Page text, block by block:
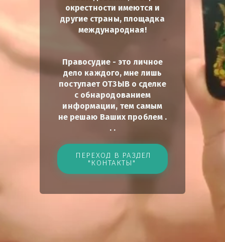
окрестности имеются и
другие страны, площадка
международная!
Правосудие - это личное
дело каждого, мне лишь
поступает ОТЗЫВ о сделке
с обнародованием
информации, тем самым
не решаю Ваших проблем .
. .
ПЕРЕХОД В РАЗДЕЛ
"КОНТАКТЫ"